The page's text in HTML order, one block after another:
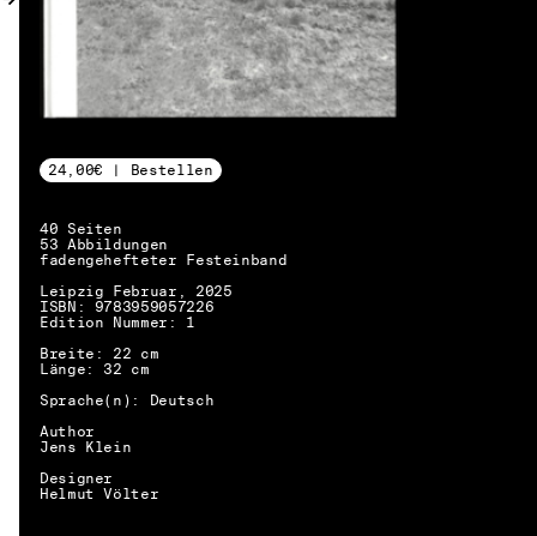
24,00€ | Bestellen
40 Seiten
53 Abbildungen
fadengehefteter Festeinband
Leipzig Februar, 2025
ISBN: 9783959057226
Edition Nummer: 1
Breite: 22 cm
Länge: 32 cm
Sprache(n): Deutsch
Author
Jens Klein
Designer
Helmut Völter